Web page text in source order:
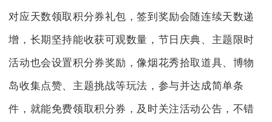
对应天数领取积分券礼包，签到奖励会随连续天数递
增，长期坚持能收获可观数量，节日庆典、主题限时
活动也会设置积分券奖励，像烟花秀拾取道具、博物
岛收集点赞、主题挑战等玩法，参与并达成简单条
件，就能免费领取积分券，及时关注活动公告，不错